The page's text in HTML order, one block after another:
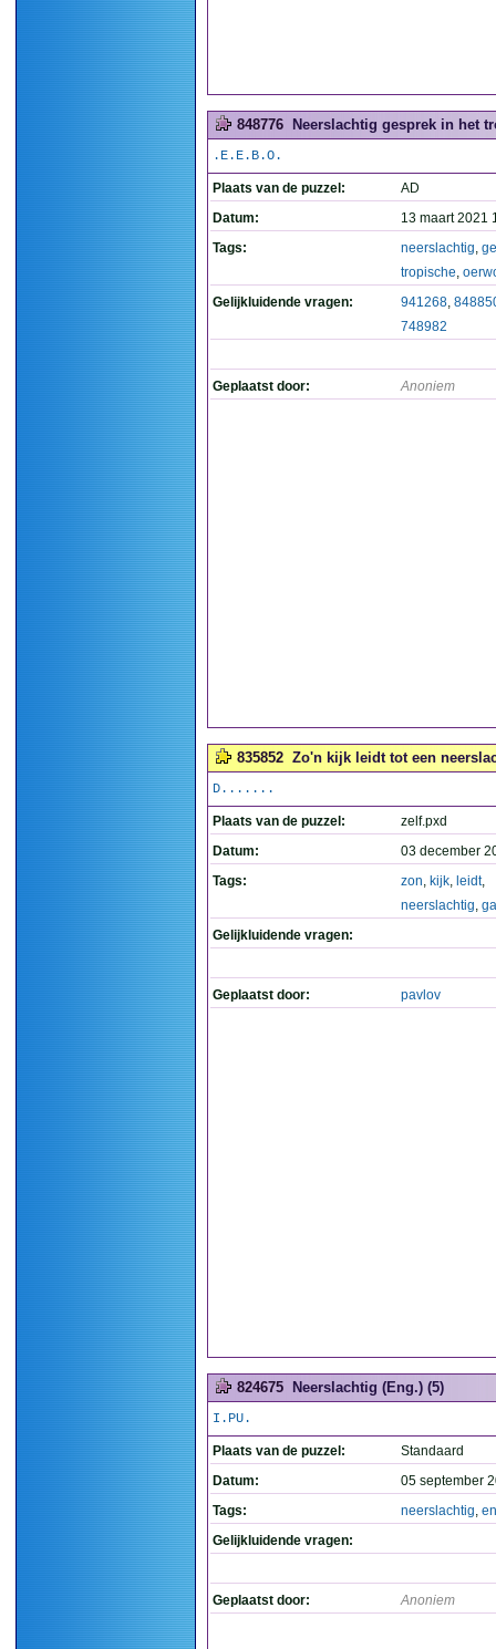
848776 Neerslachtig gesprek in het
.E.E.B.O.
Plaats van de puzzel:
AD
Datum:
13 maart 2021
Tags:
neerslachtig,
tropische,
Gelijkluidende vragen:
941268,
748982
Geplaatst door: Anoniem
835852 Zo'n kijk leidt tot een
D.......
Plaats van de puzzel:
zelf.pxd
Datum:
03 december
Tags:
zon, kijk, leidt,
neerslachtig,
Gelijkluidende vragen:
Geplaatst door: pavlov
824675 Neerslachtig (Eng.) (5)
I.PU.
Plaats van de puzzel:
Standaard
Datum:
05 september
Tags:
neerslachtig,
Gelijkluidende vragen:
Geplaatst door: Anoniem